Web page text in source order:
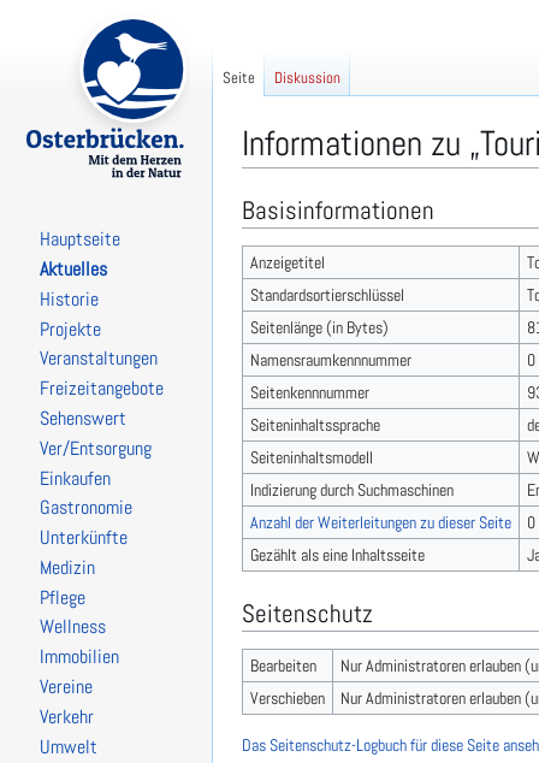
Informationen zu
Zur
Navigation
springen
Zur
Suche
springen
Basisinformationen
Anzeigetitel
Standardsortierschlüssel
Seitenlänge (in Bytes)
Namensraumkennnummer
0
Seitenkennnummer
Seiteninhaltssprache
Seiteninhaltsmodell
Indizierung durch Suchmaschinen
Anzahl der Weiterleitungen zu dieser Seite
0
Gezählt als eine Inhaltsseite
Seitenschutz
Bearbeiten
Nur Administratoren erlauben
Verschieben
Nur Administratoren erlauben
Das Seitenschutz-Logbuch für diese Seite
Seite Diskussion
Hauptseite
Aktuelles
Historie
Projekte
Veranstaltungen
Freizeitangebote
Sehenswert
Ver/Entsorgung
Einkaufen
Gastronomie
Unterkünfte
Medizin
Pflege
Wellness
Immobilien
Vereine
Verkehr
Umwelt